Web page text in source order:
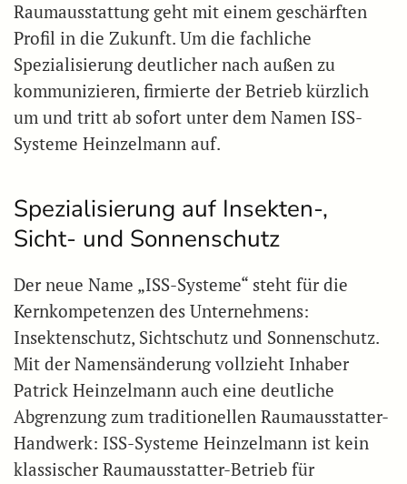
Raumausstattung geht mit einem geschärften
Profil in die Zukunft. Um die fachliche
Spezialisierung deutlicher nach außen zu
kommunizieren, firmierte der Betrieb kürzlich
um und tritt ab sofort unter dem Namen ISS-
Systeme Heinzelmann auf.
Spezialisierung auf Insekten-,
Sicht- und Sonnenschutz
Der neue Name „ISS-Systeme“ steht für die
Kernkompetenzen des Unternehmens:
Insektenschutz, Sichtschutz und Sonnenschutz.
Mit der Namensänderung vollzieht Inhaber
Patrick Heinzelmann auch eine deutliche
Abgrenzung zum traditionellen Raumausstatter-
Handwerk: ISS-Systeme Heinzelmann ist kein
klassischer Raumausstatter-Betrieb für